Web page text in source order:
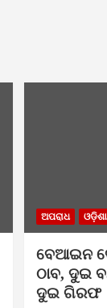
ଅପରାଧ ଓଡ଼ିଶା
ବେଆଇନ
ଠାବ, ଦୁଇ
ଦୁଇ ଗିରଫ